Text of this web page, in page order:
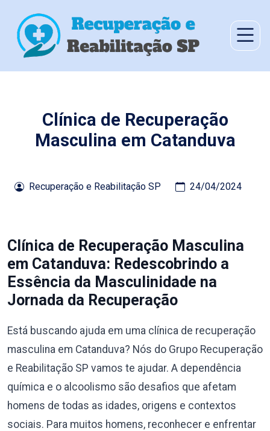
Clínica de Recuperação
Masculina em Catanduva
Recuperação e Reabilitação SP 24/04/2024
Clínica de Recuperação Masculina
em Catanduva: Redescobrindo a
Essência da Masculinidade na
Jornada da Recuperação
Está buscando ajuda em uma clínica de recuperação
masculina em Catanduva? Nós do Grupo Recuperação
e Reabilitação SP vamos te ajudar. A dependência
química e o alcoolismo são desafios que afetam
homens de todas as idades, origens e contextos
sociais. Para muitos homens, reconhecer e enfrentar